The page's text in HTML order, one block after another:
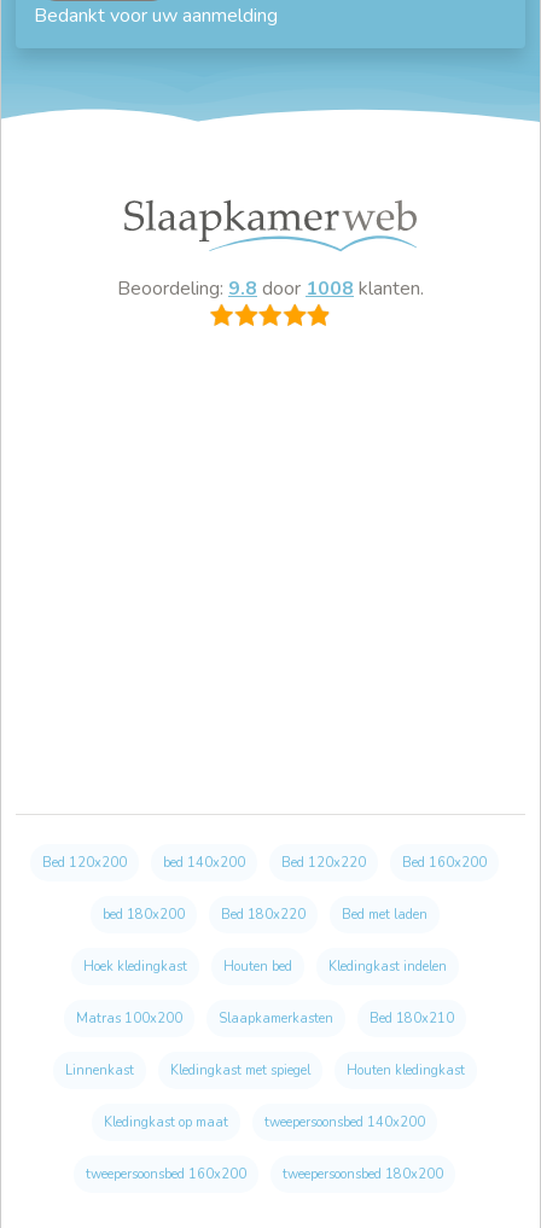
Bedankt voor uw aanmelding
Beoordeling: 9.8 door 1008 klanten.
Bed 120x200 bed 140x200 Bed 120x220 Bed 160x200
bed 180x200 Bed 180x220 Bed met laden
Hoek kledingkast Houten bed Kledingkast indelen
Matras 100x200 Slaapkamerkasten Bed 180x210
Linnenkast Kledingkast met spiegel Houten kledingkast
Kledingkast op maat tweepersoonsbed 140x200
tweepersoonsbed 160x200 tweepersoonsbed 180x200